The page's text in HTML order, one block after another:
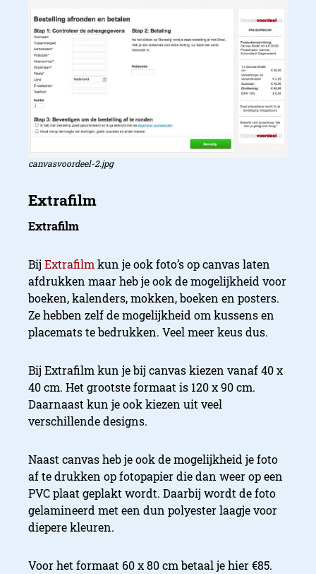
canvasvoordeel-2.jpg
Extrafilm
Bij Extrafilmkun je ook foto’s op canvas laten
afdrukken maar heb je ook de mogelijkheid voor
boeken, kalenders, mokken, boeken en posters.
Ze hebben zelf de mogelijkheid om kussens en
placemats te bedrukken. Veel meer keus dus.
Bij Extrafilm kun je bij canvas kiezen vanaf 40 x
40 cm. Het grootste formaat is 120 x 90 cm.
Daarnaast kun je ook kiezen uit veel
verschillende designs.
Naast canvas heb je ook de mogelijkheid je foto
af te drukken op fotopapier die dan weer op een
PVC plaat geplakt wordt. Daarbij wordt de foto
gelamineerd met een dun polyester laagje voor
diepere kleuren.
Voor het formaat 60 x 80 cm betaal je hier €85.